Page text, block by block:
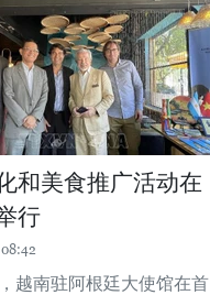
和美食推广活动在
行
越南驻阿根廷大使馆在首